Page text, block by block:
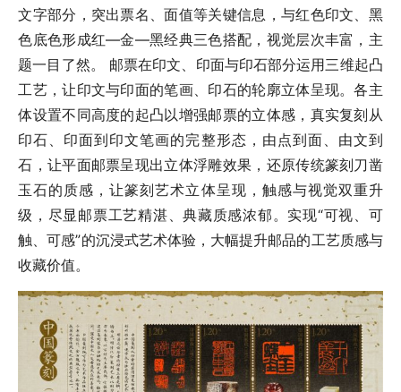
文字部分，突出票名、面值等关键信息，与红色印文、黑
色底色形成红—金—黑经典三色搭配，视觉层次丰富，主
题一目了然。 邮票在印文、印面与印石部分运用三维起凸
工艺，让印文与印面的笔画、印石的轮廓立体呈现。各主
体设置不同高度的起凸以增强邮票的立体感，真实复刻从
印石、印面到印文笔画的完整形态，由点到面、由文到
石，让平面邮票呈现出立体浮雕效果，还原传统篆刻刀凿
玉石的质感，让篆刻艺术立体呈现，触感与视觉双重升
级，尽显邮票工艺精湛、典藏质感浓郁。实现“可视、可
触、可感”的沉浸式艺术体验，大幅提升邮品的工艺质感与
收藏价值。